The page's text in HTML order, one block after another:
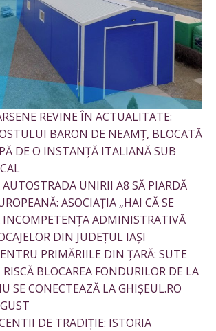
REVINE ÎN ACTUALITATE:
BARON DE NEAMȚ, BLOCATĂ
DE O INSTANȚĂ ITALIANĂ SUB
AUTOSTRADA UNIRII A8 SĂ PIARDĂ
ASOCIAȚIA „HAI CĂ SE
INCOMPETENȚA ADMINISTRATIVĂ
DIN JUDEȚUL IAȘI
PRIMĂRIILE DIN ȚARĂ: SUTE
BLOCAREA FONDURILOR DE LA
SE CONECTEAZĂ LA GHIȘEUL.RO
DE TRADIȚIE: ISTORIA